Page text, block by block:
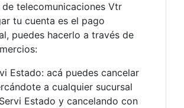
de telecomunicaciones Vtr
tu cuenta es el pago
puedes hacerlo a través de
Estado: acá puedes cancelar
a cualquier sucursal
Estado y cancelando con